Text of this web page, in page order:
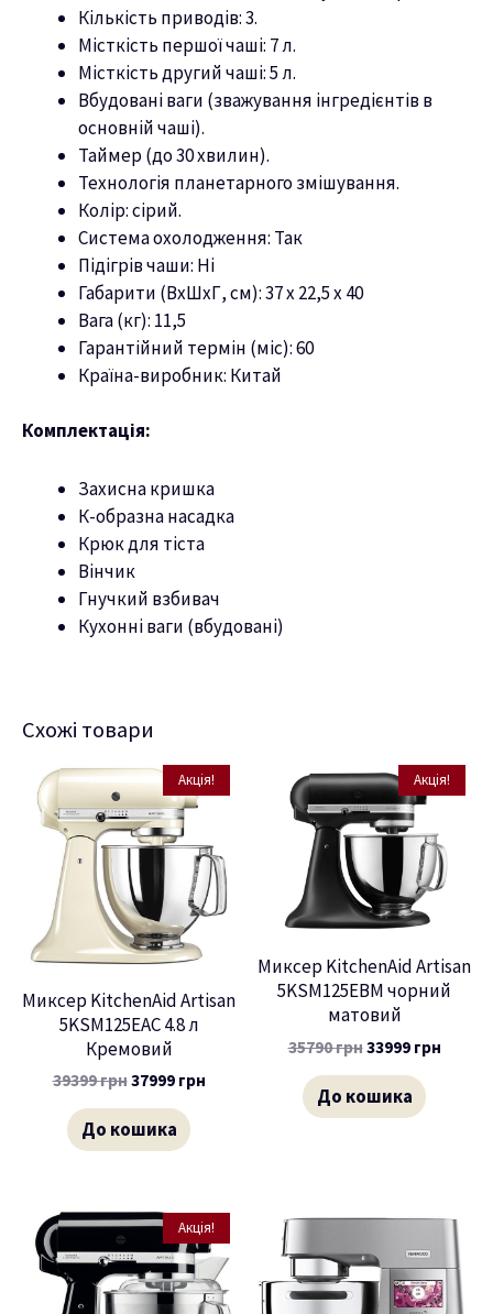
Кількість приводів: 3.
Місткість першої чаші: 7 л.
Місткість другий чаші: 5 л.
Вбудовані ваги (зважування інгредієнтів в
основній чаші).
Таймер (до 30 хвилин).
Технологія планетарного змішування.
Колір: сірий.
Система охолодження: Так
Підігрів чаши: Ні
Габарити (ВхШхГ, см): 37 х 22,5 х 40
Вага (кг): 11,5
Гарантійний термін (міс): 60
Країна-виробник: Китай
Комплектація:
Захисна кришка
К-образна насадка
Крюк для тіста
Вінчик
Гнучкий взбивач
Кухонні ваги (вбудовані)
Схожі товари
Акція!
Миксер KitchenAid Artisan
5KSM125EAC 4.8 л
Кремовий
39399грн37999 грн
До кошика
Акція!
Миксер KitchenAid Artisan
5KSM125EBM чорний
матовий
35790грн33999 грн
До кошика
Акція!